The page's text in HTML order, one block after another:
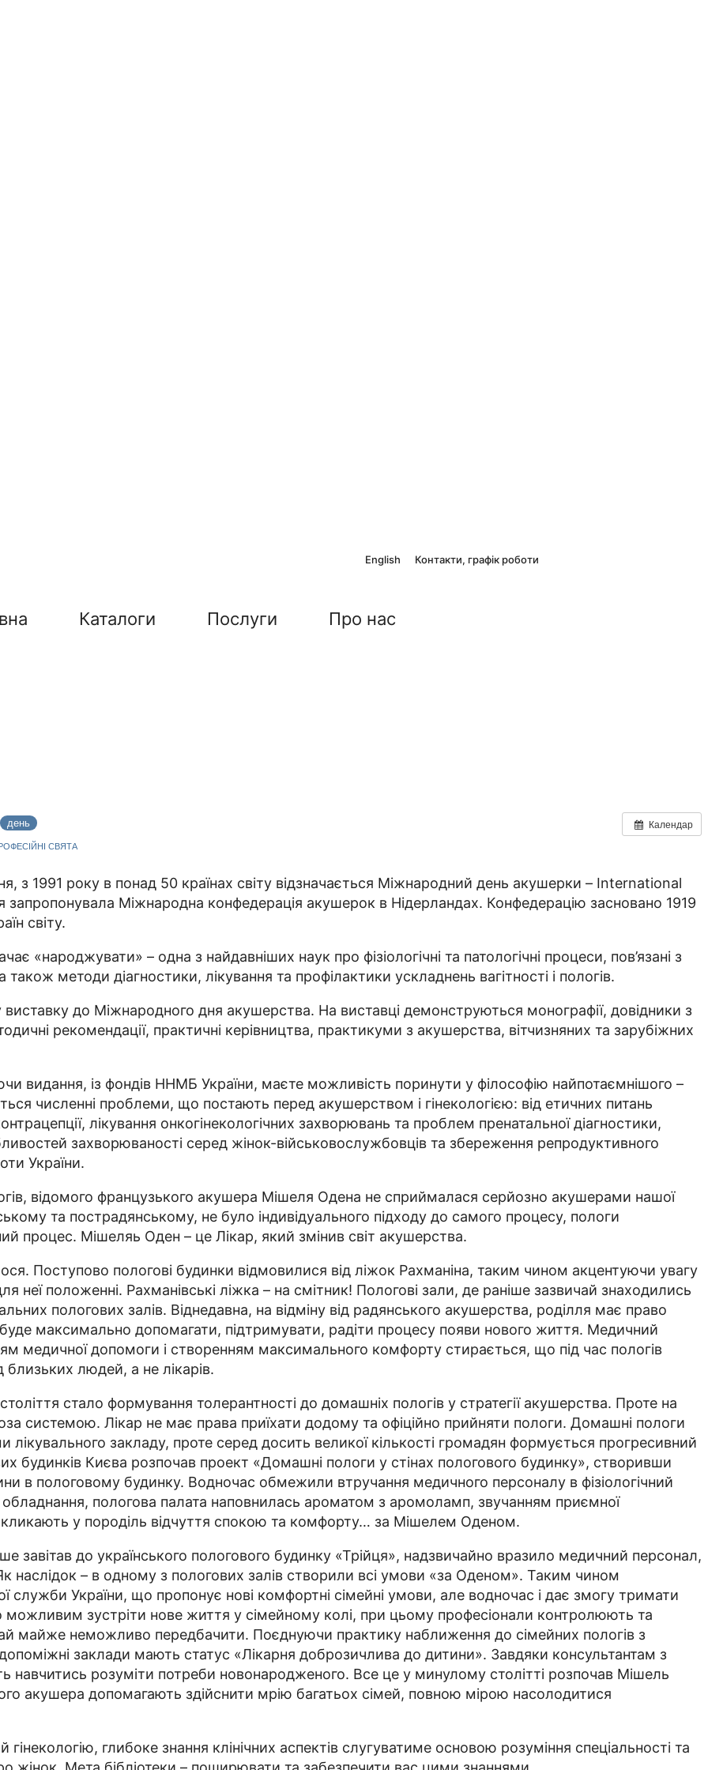
English Контакти, графік роботи
Каталоги Послуги Про нас
Календар
день
СВЯТА
з 1991 року в понад 50 країнах світу відзначається Міжнародний день акушерки – International
Міжнародна конфедерація акушерок в Нідерландах. Конфедерацію засновано 1919
світу.
«народжувати» – одна з найдавніших наук про фізіологічні та патологічні процеси, пов’язані з
методи діагностики, лікування та профілактики ускладнень вагітності і пологів.
до Міжнародного дня акушерства. На виставці демонструються монографії, довідники з
рекомендації, практичні керівництва, практикуми з акушерства, вітчизняних та зарубіжних
видання, із фондів ННМБ України, маєте можливість поринути у філософію найпотаємнішого –
численні проблеми, що постають перед акушерством і гінекологією: від етичних питань
лікування онкогінекологічних захворювань та проблем пренатальної діагностики,
захворюваності серед жінок-військовослужбовців та збереження репродуктивного
України.
відомого французького акушера Мішеля Одена не сприймалася серйозно акушерами нашої
та пострадянському, не було індивідуального підходу до самого процесу, пологи
процес. Мішеляь Оден – це Лікар, який змінив світ акушерства.
Поступово пологові будинки відмовилися від ліжок Рахманіна, таким чином акцентуючи увагу
положенні. Рахманівські ліжка – на смітник! Пологові зали, де раніше зазвичай знаходились
пологових залів. Віднедавна, на відміну від радянського акушерства, роділля має право
максимально допомагати, підтримувати, радіти процесу появи нового життя. Медичний
медичної допомоги і створенням максимального комфорту стирається, що під час пологів
людей, а не лікарів.
стало формування толерантності до домашніх пологів у стратегії акушерства. Проте на
системою. Лікар не має права приїхати додому та офіційно прийняти пологи. Домашні пологи
закладу, проте серед досить великої кількості громадян формується прогресивний
будинків Києва розпочав проект «Домашні пологи у стінах пологового будинку», створивши
в пологовому будинку. Водночас обмежили втручання медичного персоналу в фізіологічний
обладнання, пологова палата наповнилась ароматом з аромоламп, звучанням приємної
у породіль відчуття спокою та комфорту… за Мішелем Оденом.
до українського пологового будинку «Трійця», надзвичайно вразило медичний персонал,
наслідок – в одному з пологових залів створили всі умови «за Оденом». Таким чином
служби України, що пропонує нові комфортні сімейні умови, але водночас і дає змогу тримати
можливим зустріти нове життя у сімейному колі, при цьому професіонали контролюють та
майже неможливо передбачити. Поєднуючи практику наближення до сімейних пологів з
заклади мають статус «Лікарня доброзичлива до дитини». Завдяки консультантам з
навчитись розуміти потреби новонародженого. Все це у минулому столітті розпочав Мішель
акушера допомагають здійснити мрію багатьох сімей, повною мірою насолодитися
глибоке знання клінічних аспектів слугуватиме основою розуміння спеціальності та